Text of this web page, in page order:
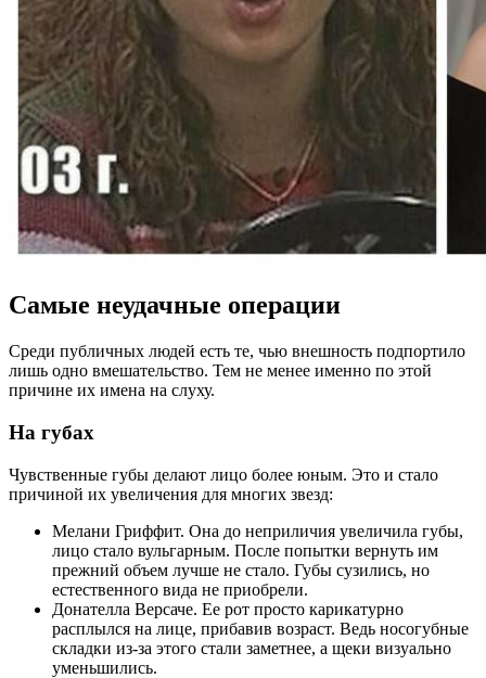
Самые неудачные операции
Среди публичных людей есть те, чью внешность подпортило
лишь одно вмешательство. Тем не менее именно по этой
причине их имена на слуху.
На губах
Чувственные губы делают лицо более юным. Это и стало
причиной их увеличения для многих звезд:
Мелани Гриффит. Она до неприличия увеличила губы,
лицо стало вульгарным. После попытки вернуть им
прежний объем лучше не стало. Губы сузились, но
естественного вида не приобрели.
Донателла Версаче. Ее рот просто карикатурно
расплылся на лице, прибавив возраст. Ведь носогубные
складки из-за этого стали заметнее, а щеки визуально
уменьшились.